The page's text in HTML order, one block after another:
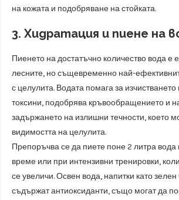
на кожата и подобряване на стойката.
3. Хидратация и пиене на
Пиенето на достатъчно количество вода е
лесните, но същевременно най-
с целулита. Водата помага за
токсини, подобрява кръвообращението и
задържането на излишни течности, което
видимостта на целулита.
Препоръчва се да пиете поне 2 литра вода
време или при интензивни тренировки,
се увеличи. Освен вода, напитки като зелен
съдържат антиоксиданти, също могат да